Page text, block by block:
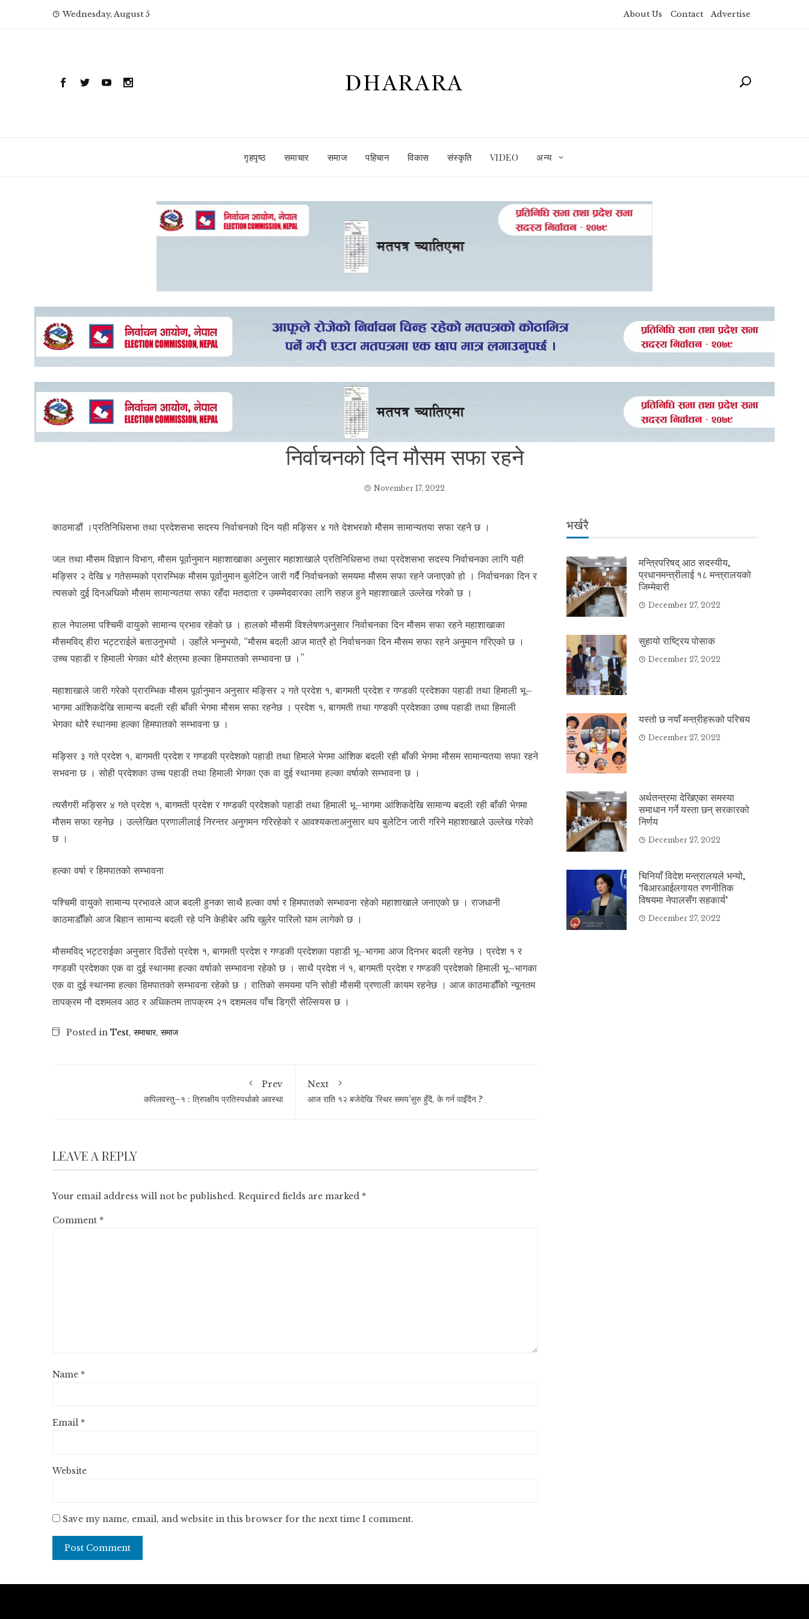
Wednesday, August 5 About Us Contact Advertise
गृहपृष्ठ समाचार समाज पहिचान विकास संस्कृति VIDEO अन्य
निर्वाचनको दिन मौसम सफा रहने
November 17, 2022
काठमाडौं ।प्रतिनिधिसभा तथा प्रदेशसभा सदस्य निर्वाचनको दिन यही मङ्सिर ४ गते देशभरको मौसम सामान्यतया सफा रहने छ ।
जल तथा मौसम विज्ञान विभाग, मौसम पूर्वानुमान महाशाखाका अनुसार महाशाखाले प्रतिनिधिसभा तथा प्रदेशसभा सदस्य निर्वाचनका लागि यही
मङ्सिर २ देखि ४ गतेसम्मको प्रारम्भिक मौसम पूर्वानुमान बुलेटिन जारी गर्दै निर्वाचनको समयमा मौसम सफा रहने जनाएको हो । निर्वाचनका दिन र
त्यसको दुई दिनअघिको मौसम सामान्यतया सफा रहँदा मतदाता र उमम्मेदवारका लागि सहज हुने महाशाखाले उल्लेख गरेको छ ।
हाल नेपालमा पश्चिमी वायुको सामान्य प्रभाव रहेको छ । हालको मौसमी विश्लेषणअनुसार निर्वाचनका दिन मौसम सफा रहने महाशाखाका
मौसमविद् हीरा भट्टराईले बताउनुभयो । उहाँले भन्नुभयो, “मौसम बदली आज मात्रै हो निर्वाचनका दिन मौसम सफा रहने अनुमान गरिएको छ ।
उच्च पहाडी र हिमाली भेगका थोरै क्षेत्रमा हल्का हिमपातको सम्भावना छ ।”
महाशाखाले जारी गरेको प्रारम्भिक मौसम पूर्वानुमान अनुसार मङ्सिर २ गते प्रदेश १, बागमती प्रदेश र गण्डकी प्रदेशका पहाडी तथा हिमाली भू–
भागमा आंशिकदेखि सामान्य बदली रही बाँकी भेगमा मौसम सफा रहनेछ । प्रदेश १, बागमती तथा गण्डकी प्रदेशका उच्च पहाडी तथा हिमाली
भेगका थोरै स्थानमा हल्का हिमपातको सम्भावना छ ।
मङ्सिर ३ गते प्रदेश १, बागमती प्रदेश र गण्डकी प्रदेशको पहाडी तथा हिमाले भेगमा आंशिक बदली रही बाँकी भेगमा मौसम सामान्यतया सफा रहने
सभवना छ । सोही प्रदेशका उच्च पहाडी तथा हिमाली भेगका एक वा दुई स्थानमा हल्का वर्षाको सम्भावना छ ।
त्यसैगरी मङ्सिर ४ गते प्रदेश १, बागमती प्रदेश र गण्डकी प्रदेशको पहाडी तथा हिमाली भू–भागमा आंशिकदेखि सामान्य बदली रही बाँकी भेगमा
मौसम सफा रहनेछ । उल्लेखित प्रणालीलाई निरन्तर अनुगमन गरिरहेको र आवश्यकताअनुसार थप बुलेटिन जारी गरिने महाशाखाले उल्लेख गरेको
छ ।
हल्का वर्षा र हिमपातको सम्भावना
पश्चिमी वायुको सामान्य प्रभावले आज बदली हुनका साथै हल्का वर्षा र हिमपातको सम्भावना रहेको महाशाखाले जनाएको छ । राजधानी
काठमाडौँको आज बिहान सामान्य बदली रहे पनि केहीबेर अघि खुलेर पारिलो घाम लागेको छ ।
मौसमविद् भट्टराईका अनुसार दिउँसो प्रदेश १, बागमती प्रदेश र गण्डकी प्रदेशका पहाडी भू–भागमा आज दिनभर बदली रहनेछ । प्रदेश १ र
गण्डकी प्रदेशका एक वा दुई स्थानमा हल्का वर्षाको सम्भावना रहेको छ । साथै प्रदेश नं १, बागमती प्रदेश र गण्डकी प्रदेशको हिमाली भू–भागका
एक वा दुई स्थानमा हल्का हिमपातको सम्भावना रहेको छ । रातिको समयमा पनि सोही मौसमी प्रणाली कायम रहनेछ । आज काठमाडौँको न्यूनतम
तापक्रम नौ दशमलव आठ र अधिकतम तापक्रम २१ दशमलव पाँच डिग्री सेल्सियस छ ।
Posted in Test, समाचार, समाज
Prev
कपिलवस्तु–१ : त्रिपक्षीय प्रतिस्पर्धाको अवस्था
Next
आज राति १२ बजेदेखि ‘स्थिर समय’सुरु हुँदै, के गर्न पाइँदैन ?
LEAVE A REPLY
Your email address will not be published. Required fields are marked *
Comment *
Name *
Email *
Website
Save my name, email, and website in this browser for the next time I comment.
भर्खरै
मन्त्रिपरिषद् आठ सदस्यीय,
प्रधानमन्त्रीलाई १८ मन्त्रालयको
जिम्मेवारी
December 27, 2022
सुहायो राष्ट्रिय पोसाक
December 27, 2022
यस्तो छ नयाँ मन्त्रीहरूको परिचय
December 27, 2022
अर्थतन्त्रमा देखिएका समस्या
समाधान गर्ने यस्ता छन् सरकारको
निर्णय
December 27, 2022
चिनियाँ विदेश मन्त्रालयले भन्यो,
‘बिआरआईलगायत रणनीतिक
विषयमा नेपालसँग सहकार्य’
December 27, 2022